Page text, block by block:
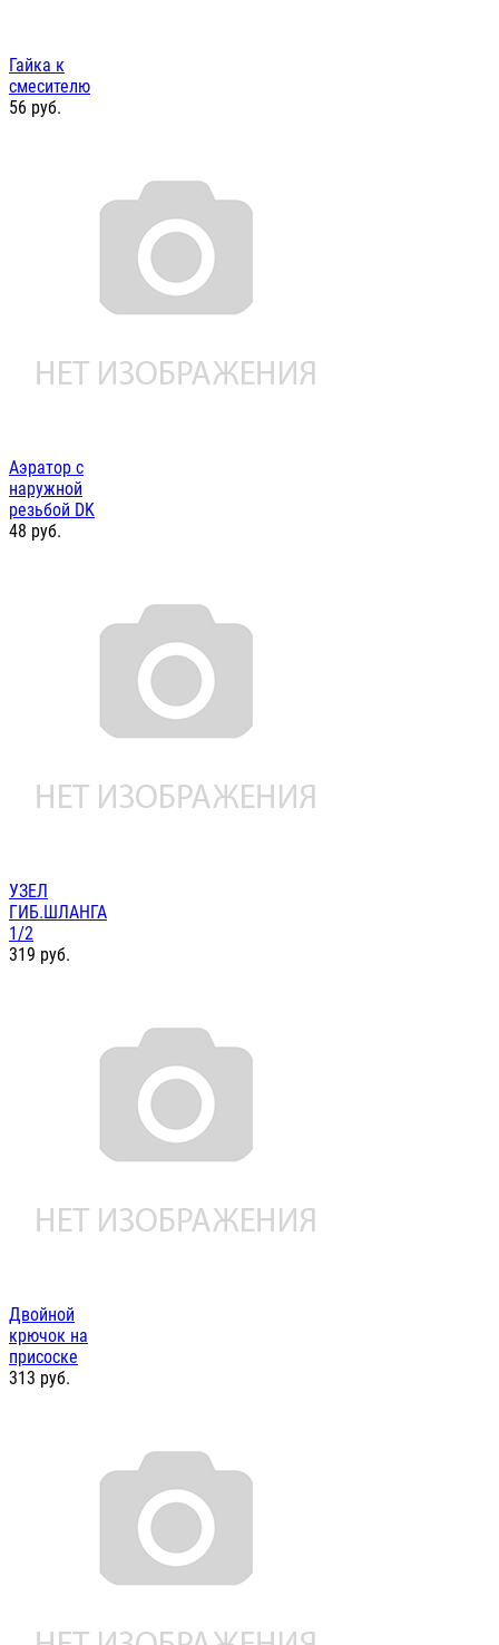
Гайка к
смесителю
56 руб.
Аэратор с
наружной
резьбой DK
48 руб.
УЗЕЛ
ГИБ.ШЛАНГА
1/2
319 руб.
Двойной
крючок на
присоске
313 руб.